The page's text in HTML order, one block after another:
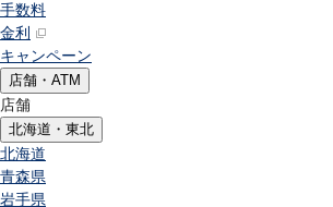
手数料
金利
キャンペーン
店舗・ATM
店舗
北海道・東北
北海道
青森県
岩手県